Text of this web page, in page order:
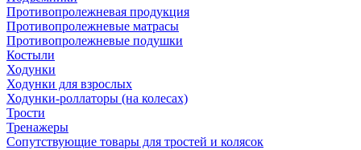
Противопролежневая продукция
Противопролежневые матрасы
Противопролежневые подушки
Костыли
Ходунки
Ходунки для взрослых
Ходунки-роллаторы (на колесах)
Трости
Тренажеры
Сопутствующие товары для тростей и колясок